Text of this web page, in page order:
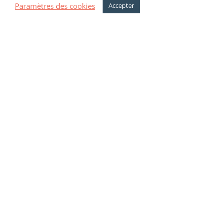
Paramètres des cookies
Accepter